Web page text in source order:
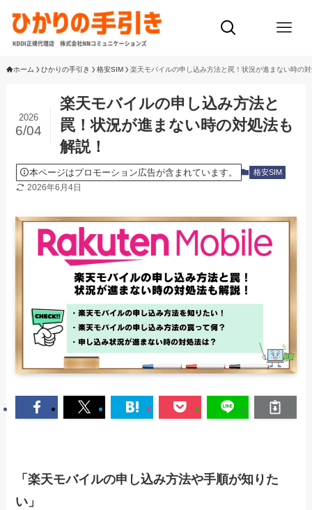
ホーム ひかりの手引き 格安SIM 楽天モバイルの申し込み方法と罠！状況が進まない時の
楽天モバイルの申し込み方法と
罠！状況が進まない時の対処法も
解説！
2026
6/04
本ページはプロモーション広告が含まれています。 格安SIM
2026年6月4日
「楽天モバイルの申し込み方法や手順が知りた
い」